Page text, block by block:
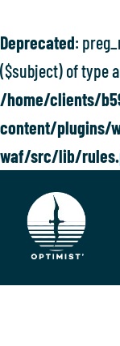
Deprecated:
($subject) of type
/home/clients/
content/plugins/
waf/src/lib/